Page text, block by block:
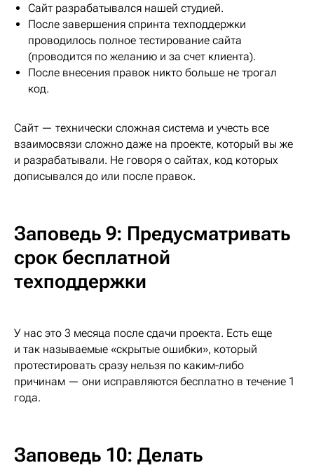
Сайт разрабатывался нашей студией.
После завершения спринта техподдержки
проводилось полное тестирование сайта
(проводится по желанию и за счет клиента).
После внесения правок никто больше не трогал
код.
Сайт — технически сложная система и учесть все
взаимосвязи сложно даже на проекте, который вы же
и разрабатывали. Не говоря о сайтах, код которых
дописывался до или после правок.
Заповедь 9: Предусматривать
срок бесплатной
техподдержки
У нас это 3 месяца после сдачи проекта. Есть еще
и так называемые «скрытые ошибки», который
протестировать сразу нельзя по каким-либо
причинам — они исправляются бесплатно в течение 1
года.
Заповедь 10: Делать